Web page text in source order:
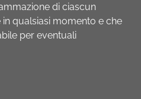
di ciascun
qualsiasi momento e che
per eventuali